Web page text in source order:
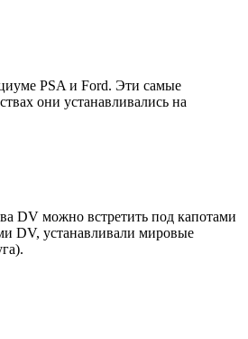
PSA и Ford. Эти самые
они устанавливались на
DV можно встретить под капотами
DV, устанавливали мировые